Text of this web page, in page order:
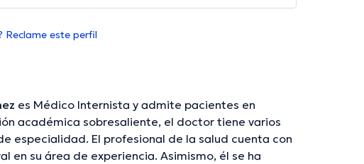
Reclame este perfil
es Médico Internista y admite pacientes en
académica sobresaliente, el doctor tiene varios
especialidad. El profesional de la salud cuenta con
en su área de experiencia. Asimismo, él se ha